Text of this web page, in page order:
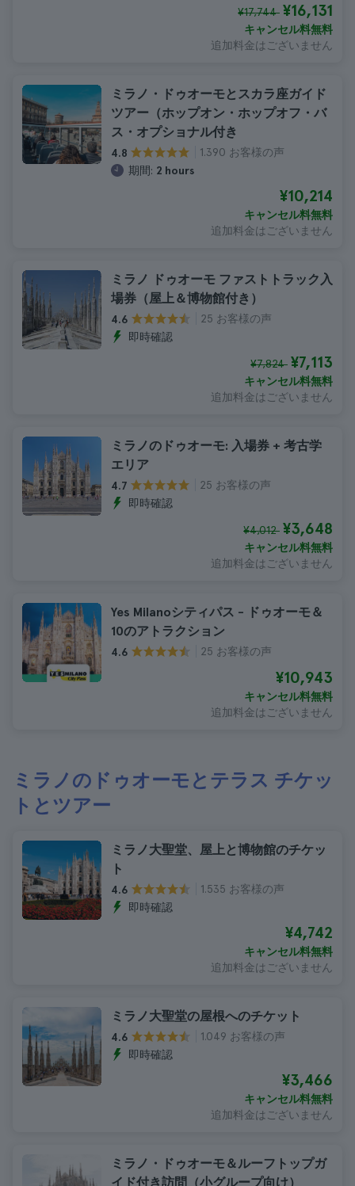
¥17,744 ¥16,131
キャンセル料無料
追加料金はございません
ミラノ・ドゥオーモとスカラ座ガイド
ツアー（ホップオン・ホップオフ・バ
ス・オプショナル付き
4.8
1.390 お客様の声
期間: 2 hours
¥10,214
キャンセル料無料
追加料金はございません
ミラノ ドゥオーモ ファストトラック入
場券（屋上＆博物館付き）
4.6
25 お客様の声
即時確認
¥7,824 ¥7,113
キャンセル料無料
追加料金はございません
ミラノのドゥオーモ: 入場券 + 考古学
エリア
4.7
25 お客様の声
即時確認
¥4,012 ¥3,648
キャンセル料無料
追加料金はございません
Yes Milanoシティパス - ドゥオーモ＆
10のアトラクション
4.6 25 お客様の声
¥10,943
キャンセル料無料
追加料金はございません
ミラノのドゥオーモとテラス チケッ
トとツアー
ミラノ大聖堂、屋上と博物館のチケッ
ト
4.6
1.535 お客様の声
即時確認
¥4,742
キャンセル料無料
追加料金はございません
ミラノ大聖堂の屋根へのチケット
4.6
1.049 お客様の声
即時確認
¥3,466
キャンセル料無料
追加料金はございません
ミラノ・ドゥオーモ＆ルーフトップガ
イド付き訪問（小グループ向け）